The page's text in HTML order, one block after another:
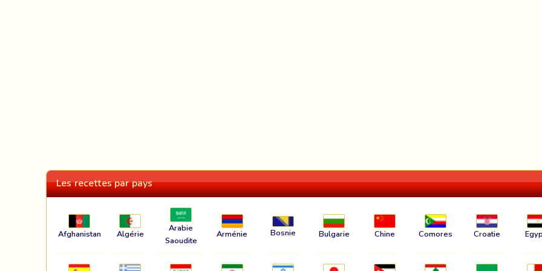
Les recettes par pays
Afghanistan Algérie
Arabie
Saoudite
Arménie Bosnie Bulgarie Chine Comores Croatie